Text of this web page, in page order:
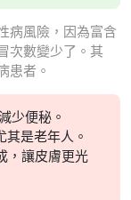
病風險，因為富含
次數變少了。其
患者。
少便秘。
是老年人。
，讓皮膚更光